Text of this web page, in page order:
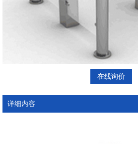
在线询价
详细内容